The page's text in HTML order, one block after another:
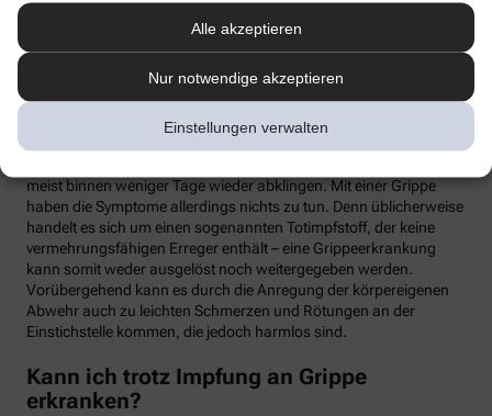
Alle akzeptieren
Nur notwendige akzeptieren
Einstellungen verwalten
wissenschaftlichen Studien nachgewiesen werden. Die Freigabe
erfolgt nach weiteren Prüfungen schließlich durch das Paul-
der Freigabe stetig weiter beobachtet.
Die Grippeimpfung ist in aller Regel gut verträglich. In den ersten
meist binnen weniger Tage wieder abklingen. Mit einer Grippe
haben die Symptome allerdings nichts zu tun. Denn üblicherweise
handelt es sich um einen sogenannten Totimpfstoff, der keine
vermehrungsfähigen Erreger enthält – eine Grippeerkrankung
kann somit weder ausgelöst noch weitergegeben werden.
Vorübergehend kann es durch die Anregung der körpereigenen
Abwehr auch zu leichten Schmerzen und Rötungen an der
Einstichstelle kommen, die jedoch harmlos sind.
Kann ich trotz Impfung an Grippe
erkranken?